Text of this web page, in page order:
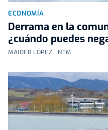
ECONOMÍA
Derrama en la
¿cuándo puedes
MAIDER LÓPEZ | NTM